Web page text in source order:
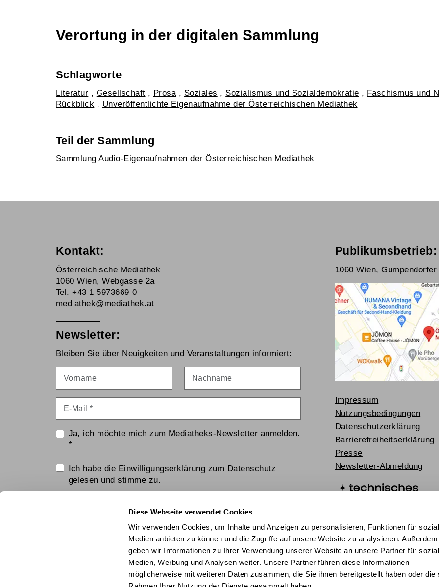
Diese Webseite verwendet Cookies
Wir verwenden Cookies, um Inhalte und Anzeigen zu personalisieren, Funktionen für
Medien anbieten zu können und die Zugriffe auf unsere Website zu analysieren. Außerdem
geben wir Informationen zu Ihrer Verwendung unserer Website an unsere Partner für
Medien, Werbung und Analysen weiter. Unsere Partner führen diese Informationen
möglicherweise mit weiteren Daten zusammen, die Sie ihnen bereitgestellt haben oder die
Verortung in der digitalen Sammlung
Schlagworte
Literatur , Gesellschaft , Prosa, Soziales , Sozialismus und Sozialdemokratie , Faschismus und
Rückblick , Unveröffentlichte Eigenaufnahme der Österreichischen Mediathek
Teil der Sammlung
Sammlung Audio-Eigenaufnahmen der Österreichischen Mediathek
Kontakt:
Österreichische Mediathek
1060 Wien, Webgasse 2a
Tel. +43 1 5973669-0
mediathek@mediathek.at
Newsletter:
Bleiben Sie über Neuigkeiten und Veranstaltungen informiert:
Ja, ich möchte mich zum Mediatheks-Newsletter anmelden.
*
Einwilligungserklärung
Ich habe die Einwilligungserklärung zum Datenschutz
gelesen und stimme zu.
Hier klicken
FriendlyCaptcha ⇗
Publikumsbetrieb:
1060 Wien,
Impressum
Nutzungsbedingungen
Datenschutzerklärung
Barrierefreiheitserklärung
Presse
Newsletter-Abmeldung
© Technisches Museum Wien mit Österreichischer Mediathek 2024